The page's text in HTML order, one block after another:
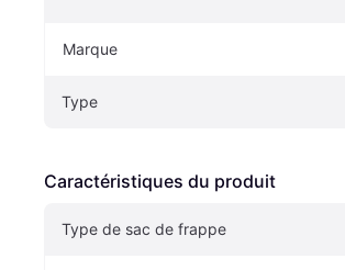
Marque
Type
Caractéristiques du produit
Type de sac de frappe